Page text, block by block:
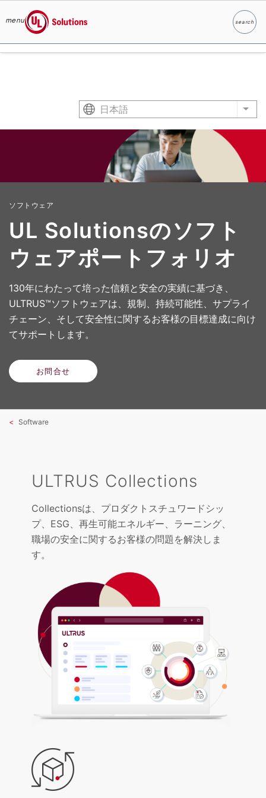
Skip to main content
menu
UL Solutions
search
検索
日本語 List
ソフトウェア
UL Solutionsのソフト
ウェアポートフォリオ
130年にわたって培った信頼と安全の実績に基づき、
ULTRUS™ソフトウェアは、規制、持続可能性、サプライ
チェーン、そして安全性に関するお客様の目標達成に向け
てサポートします。
お問合せ
Software
ULTRUS Collections
Collectionsは、プロダクトスチュワードシッ
プ、ESG、再生可能エネルギー、ラーニング、
職場の安全に関するお客様の問題を解決しま
す。